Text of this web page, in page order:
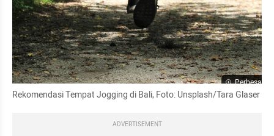
Perbesar
ADVERTISEMENT